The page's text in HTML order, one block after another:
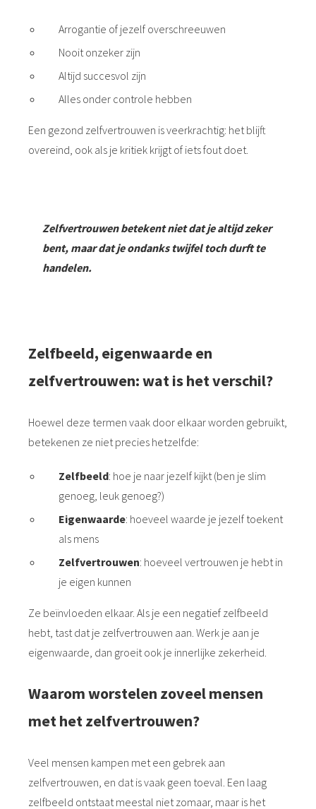
Arrogantie of jezelf overschreeuwen
Nooit onzeker zijn
Altijd succesvol zijn
Alles onder controle hebben
Een gezond zelfvertrouwen is veerkrachtig: het blijft
overeind, ook als je kritiek krijgt of iets fout doet.
Zelfvertrouwen betekent niet dat je altijd zeker
bent, maar dat je ondanks twijfel toch durft te
handelen.
Zelfbeeld, eigenwaarde en
zelfvertrouwen: wat is het verschil?
Hoewel deze termen vaak door elkaar worden gebruikt,
betekenen ze niet precies hetzelfde:
Zelfbeeld: hoe je naar jezelf kijkt (ben je slim
genoeg, leuk genoeg?)
Eigenwaarde: hoeveel waarde je jezelf toekent
als mens
Zelfvertrouwen: hoeveel vertrouwen je hebt in
je eigen kunnen
Ze beïnvloeden elkaar. Als je een negatief zelfbeeld
hebt, tast dat je zelfvertrouwen aan. Werk je aan je
eigenwaarde, dan groeit ook je innerlijke zekerheid.
Waarom worstelen zoveel mensen
met het zelfvertrouwen?
Veel mensen kampen met een gebrek aan
zelfvertrouwen, en dat is vaak geen toeval. Een laag
zelfbeeld ontstaat meestal niet zomaar, maar is het